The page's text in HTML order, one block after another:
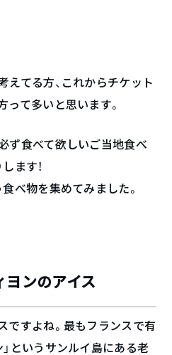
えてる方、これからチケット
て多いと思います。
ず食べて欲しいご当地食べ
ます！
べ物を集めてみました。
ンのアイス
ですよね。最もフランスで有
というサンルイ島にある老